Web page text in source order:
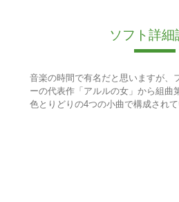
ソフト詳細
音楽の時間で有名だと思いますが、
ーの代表作「アルルの女」から組曲
色とりどりの4つの小曲で構成されて